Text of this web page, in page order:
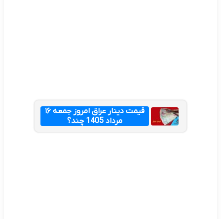
قیمت دینار عراق امروز جمعه ۱۶
مرداد 1405 چند؟